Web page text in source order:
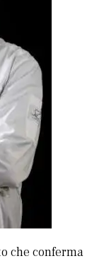
che conferma